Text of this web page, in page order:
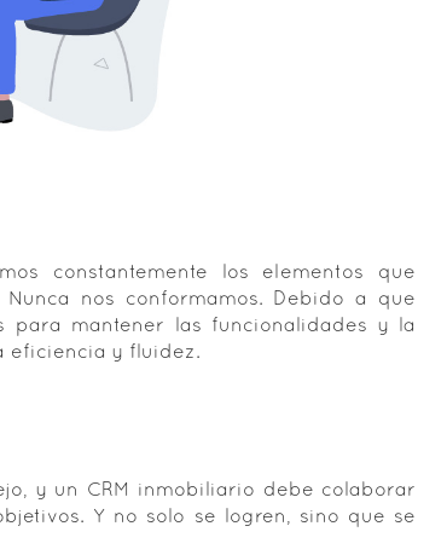
constantemente los elementos que
nos conformamos. Debido a que
para mantener las funcionalidades y la
eficiencia y fluidez.
y un CRM inmobiliario debe colaborar
Y no solo se logren, sino que se